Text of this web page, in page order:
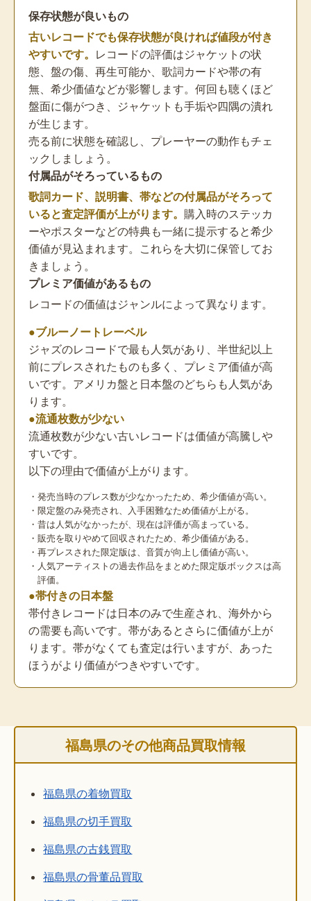
保存状態が良いもの
古いレコードでも保存状態が良ければ値段が付き
やすいです。 レコードの評価はジャケットの状
態、盤の傷、再生可能か、歌詞カードや帯の有
無、希少価値などが影響します。何回も聴くほど
盤面に傷がつき、ジャケットも手垢や四隅の潰れ
が生じます。
売る前に状態を確認し、プレーヤーの動作もチェ
ックしましょう。
付属品がそろっているもの
歌詞カード、説明書、帯などの付属品がそろって
いると査定評価が上がります。 購入時のステッカ
ーやポスターなどの特典も一緒に提示すると希少
価値が見込まれます。これらを大切に保管してお
きましょう。
プレミア価値があるもの
レコードの価値はジャンルによって異なります。
●ブルーノートレーベル
ジャズのレコードで最も人気があり、半世紀以上
前にプレスされたものも多く、プレミア価値が高
いです。アメリカ盤と日本盤のどちらも人気があ
ります。
●流通枚数が少ない
流通枚数が少ない古いレコードは価値が高騰しや
すいです。
以下の理由で価値が上がります。
・発売当時のプレス数が少なかったため、希少価値が高い。
・限定盤のみ発売され、入手困難なため価値が上がる。
・昔は人気がなかったが、現在は評価が高まっている。
・販売を取りやめて回収されたため、希少価値がある。
・再プレスされた限定版は、音質が向上し価値が高い。
・人気アーティストの過去作品をまとめた限定版ボックスは高
評価。
●帯付きの日本盤
帯付きレコードは日本のみで生産され、海外から
の需要も高いです。帯があるとさらに価値が上が
ります。帯がなくても査定は行いますが、あった
ほうがより価値がつきやすいです。
福島県のその他商品買取情報
福島県の着物買取
福島県の切手買取
福島県の古銭買取
福島県の骨董品買取